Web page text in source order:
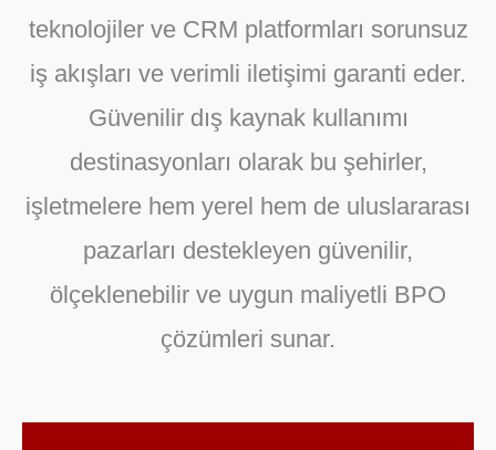
teknolojiler ve CRM platformları sorunsuz
iş akışları ve verimli iletişimi garanti eder.
Güvenilir dış kaynak kullanımı
destinasyonları olarak bu şehirler,
işletmelere hem yerel hem de uluslararası
pazarları destekleyen güvenilir,
ölçeklenebilir ve uygun maliyetli BPO
çözümleri sunar.